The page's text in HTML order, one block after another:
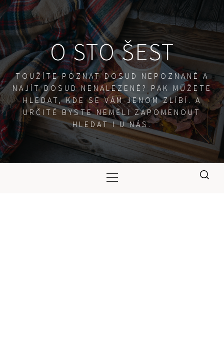
Skip
to
content
O STO ŠEST
TOUŽÍTE POZNAT DOSUD NEPOZNANÉ A
NAJÍT DOSUD NENALEZENÉ? PAK MŮŽETE
HLEDAT, KDE SE VÁM JENOM ZLÍBÍ. A
URČITĚ BYSTE NEMĚLI ZAPOMENOUT
HLEDAT I U NÁS.
Menu